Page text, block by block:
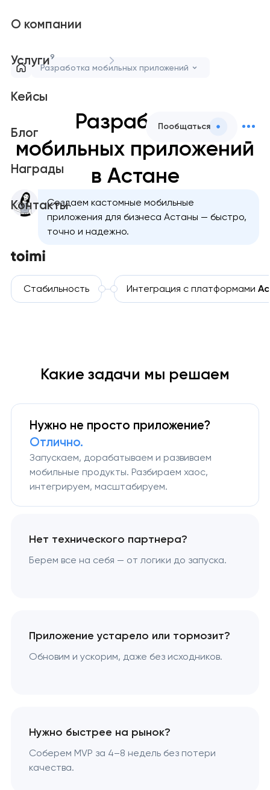
О компании
Услуги9
Кейсы
Блог
Награды
Контакты
Пообщаться
Разработка мобильных приложений
Разработка
мобильных приложений
в Астане
Создаем кастомные мобильные
приложения для бизнеса Астаны — быстро,
точно и надежно.
Cтабильность Интеграция с платформами
Какие задачи мы решаем
Нужно не просто приложение?
Отлично.
Запускаем, дорабатываем и развиваем
мобильные продукты. Разбираем хаос,
интегрируем, масштабируем.
Нет технического партнера?
Берем все на себя — от логики до запуска.
Приложение устарело или тормозит?
Обновим и ускорим, даже без исходников.
Нужно быстрее на рынок?
Соберем MVP за 4–8 недель без потери
качества.